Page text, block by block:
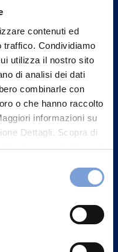
contenuti ed
traffico. Condividiamo
utilizza il nostro sito
di analisi dei dati
combinarle con
o che hanno raccolto
informazioni su
Dettagli. Scopra di
e come trattiamo i
sezione "Informativa